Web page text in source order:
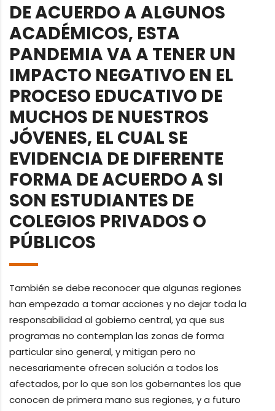
DE ACUERDO A ALGUNOS
ACADÉMICOS, ESTA
PANDEMIA VA A TENER UN
IMPACTO NEGATIVO EN EL
PROCESO EDUCATIVO DE
MUCHOS DE NUESTROS
JÓVENES, EL CUAL SE
EVIDENCIA DE DIFERENTE
FORMA DE ACUERDO A SI
SON ESTUDIANTES DE
COLEGIOS PRIVADOS O
PÚBLICOS
También se debe reconocer que algunas regiones
han empezado a tomar acciones y no dejar toda la
responsabilidad al gobierno central, ya que sus
programas no contemplan las zonas de forma
particular sino general, y mitigan pero no
necesariamente ofrecen solución a todos los
afectados, por lo que son los gobernantes los que
conocen de primera mano sus regiones, y a futuro